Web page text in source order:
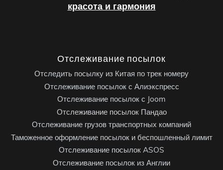
красота и гармония
Отслеживание посылок
Отследить посылку из Китая по трек номеру
Отслеживание посылок с Алиэкспресс
Отслеживание посылок с Joom
Отслеживание посылок Пандао
Отслеживание грузов транспортных компаний
Таможенное оформление посылок и беспошленный лимит
Отслеживание посылок ASOS
Отслеживание посылок из Англии